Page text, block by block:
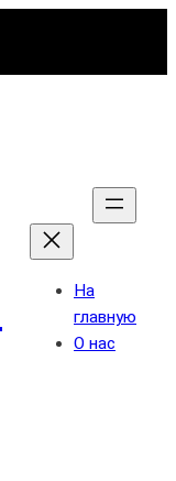
На
главную
О нас